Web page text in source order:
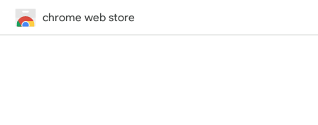
chrome web store